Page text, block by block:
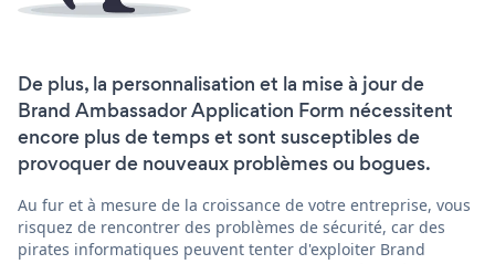
De plus, la personnalisation et la mise à jour de
Brand Ambassador Application Form nécessitent
encore plus de temps et sont susceptibles de
provoquer de nouveaux problèmes ou bogues.
Au fur et à mesure de la croissance de votre entreprise, vous
risquez de rencontrer des problèmes de sécurité, car des
pirates informatiques peuvent tenter d'exploiter Brand